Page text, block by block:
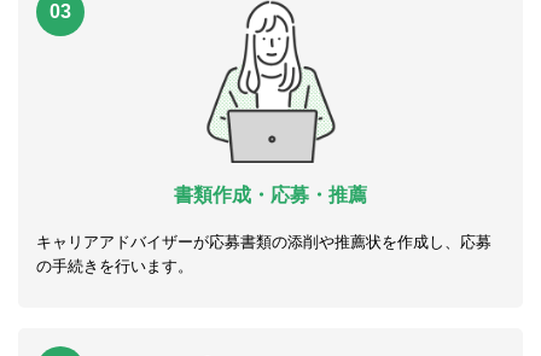
03
書類作成・応募・推薦
キャリアアドバイザーが応募書類の添削や推薦状を作成し、応募
の手続きを行います。